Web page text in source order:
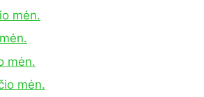
mėn.
mėn.
mėn.